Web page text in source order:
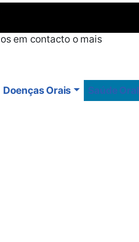
em contacto o mais
Doenças Orais Saúde Oral